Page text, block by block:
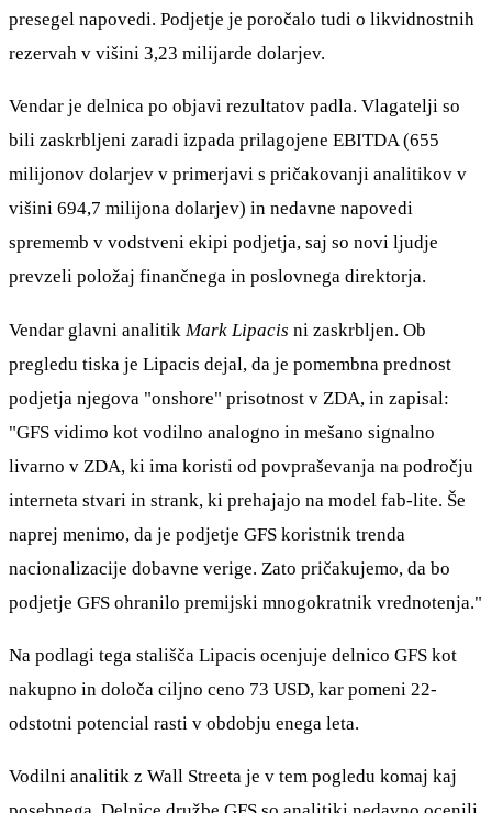
presegel napovedi. Podjetje je poročalo tudi o likvidnostnih
rezervah v višini 3,23 milijarde dolarjev.
Vendar je delnica po objavi rezultatov padla. Vlagatelji so
bili zaskrbljeni zaradi izpada prilagojene EBITDA (655
milijonov dolarjev v primerjavi s pričakovanji analitikov v
višini 694,7 milijona dolarjev) in nedavne napovedi
sprememb v vodstveni ekipi podjetja, saj so novi ljudje
prevzeli položaj finančnega in poslovnega direktorja.
Vendar glavni analitik Mark Lipacis ni zaskrbljen. Ob
pregledu tiska je Lipacis dejal, da je pomembna prednost
podjetja njegova "onshore" prisotnost v ZDA, in zapisal:
"GFS vidimo kot vodilno analogno in mešano signalno
livarno v ZDA, ki ima koristi od povpraševanja na področju
interneta stvari in strank, ki prehajajo na model fab-lite. Še
naprej menimo, da je podjetje GFS koristnik trenda
nacionalizacije dobavne verige. Zato pričakujemo, da bo
podjetje GFS ohranilo premijski mnogokratnik vrednotenja."
Na podlagi tega stališča Lipacis ocenjuje delnico GFS kot
nakupno in določa ciljno ceno 73 USD, kar pomeni 22-
odstotni potencial rasti v obdobju enega leta.
Vodilni analitik z Wall Streeta je v tem pogledu komaj kaj